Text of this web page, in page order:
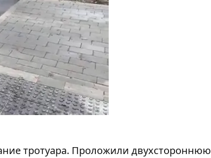
тротуара. Проложили двухстороннюю